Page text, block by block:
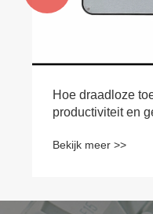
Hoe draadloze
productiviteit en
Bekijk meer >>